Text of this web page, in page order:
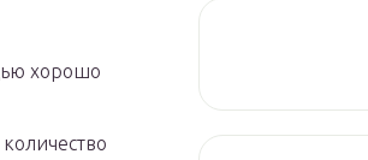
хорошо